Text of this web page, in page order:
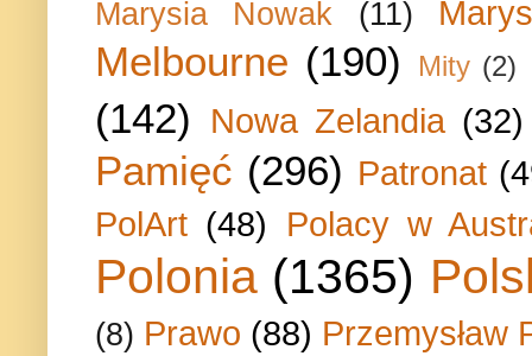
Marysia Nowak (11)
Melbourne (190) Mity (2)
(142) Nowa Zelandia (32)
Pamięć (296) Patronat
PolArt (48) Polacy w
Polonia (1365)
(8) Prawo (88) Przemysław